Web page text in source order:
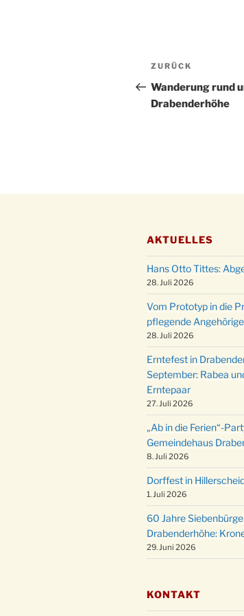
Vorheriger
Beitrag
ZURÜCK
Wanderung rund
Drabenderhöhe
AKTUELLES
Hans Otto Tittes:
28. Juli 2026
Vom Prototyp in die
pflegende
28. Juli 2026
Erntefest in
September: Rabea
Erntepaar
27. Juli 2026
„Ab in die Ferien“-
Gemeindehaus
8. Juli 2026
Dorffest in
1. Juli 2026
60 Jahre
Drabenderhöhe:
29. Juni 2026
KONTAKT